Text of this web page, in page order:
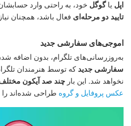
اپل یاگوگل خود، به راحتی وارد
تایید دو مرحله‌ای فعال باشد، همچنان
اموجی‌های سفارشی جدید
به‌روزرسانی‌های تلگرام، بدون اضافه
سفارشی جدید که توسط هنرمندان
نخواهد شد. این بار چند صد آیکون
عکس پروفایل و گروه طراحی شده‌اند را